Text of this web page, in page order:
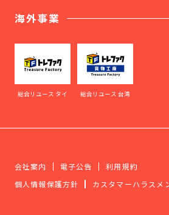
海外事業
総合リユース タイ 総合リユース 台湾
会社案内 電子公告
利用規約
個人情報保護方針
カスタマーハラスメ